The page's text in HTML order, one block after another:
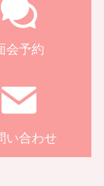
会予約
い合わせ